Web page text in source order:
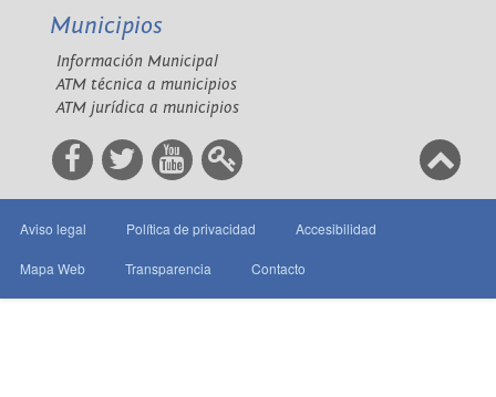
Municipios
Información Municipal
ATM técnica a municipios
ATM jurídica a municipios
Aviso legal Política de privacidad Accesibilidad
Mapa Web Transparencia Contacto